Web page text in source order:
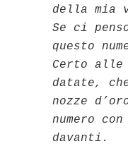
della mia
Se ci
questo
Certo alle
datate,
nozze
numero
davanti.